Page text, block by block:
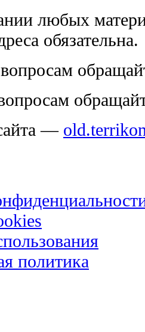
любых
обязательна.
—
политика